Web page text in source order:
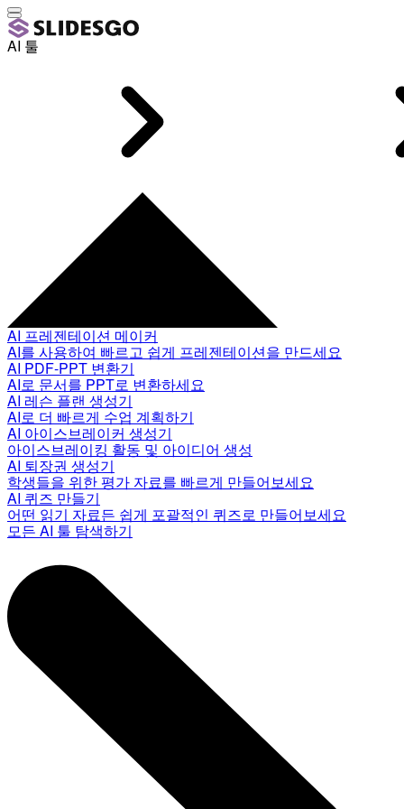
AI 툴
AI 프레젠테이션 메이커
AI를 사용하여 빠르고 쉽게 프레젠테이션을 만드세요
AI PDF-PPT 변환기
AI로 문서를 PPT로 변환하세요
AI 레슨 플랜 생성기
AI로 더 빠르게 수업 계획하기
AI 아이스브레이커 생성기
아이스브레이킹 활동 및 아이디어 생성
AI 퇴장권 생성기
학생들을 위한 평가 자료를 빠르게 만들어보세요
AI 퀴즈 만들기
어떤 읽기 자료든 쉽게 포괄적인 퀴즈로 만들어보세요
모든 AI 툴 탐색하기